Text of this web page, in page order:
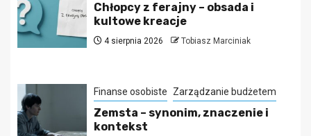
Chłopcy z ferajny – obsada i
kultowe kreacje
4 sierpnia 2026 Tobiasz Marciniak
Finanse osobiste Zarządzanie budżetem
Zemsta – synonim, znaczenie i
kontekst